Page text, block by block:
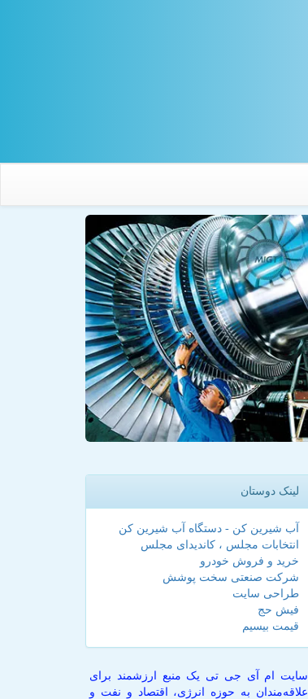
لینک دوستان
آب شیرین کن - دستگاه آب شیرین کن
انتخابات مجلس ، کاندیدای مجلس
خرید و فروش خودرو
شرکت صنعتی سخت پوشش
طراحی سایت
فیش حج
قیمت بیسیم
سایت ام آی جی تی یک منبع ارزشمند برای
علاقه‌مندان به حوزه انرژی، اقتصاد و نفت و